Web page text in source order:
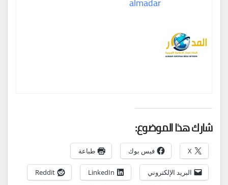
شارك هذا الموضوع:
X فيس بوك طباعة
البريد الإلكتروني LinkedIn
Reddit